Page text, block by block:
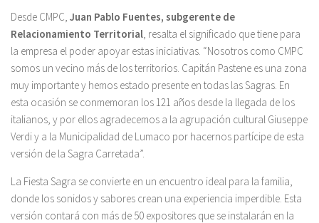
Desde CMPC, Juan Pablo Fuentes, subgerente de
Relacionamiento Territorial , resalta el significado que tiene para
la empresa el poder apoyar estas iniciativas. “Nosotros como CMPC
somos un vecino más de los territorios. Capitán Pastene es una zona
muy importante y hemos estado presente en todas las Sagras. En
esta ocasión se conmemoran los 121 años desde la llegada de los
italianos, y por ellos agradecemos a la agrupación cultural Giuseppe
Verdi y a la Municipalidad de Lumaco por hacernos partícipe de esta
versión de la Sagra Carretada”.
La Fiesta Sagra se convierte en un encuentro ideal para la familia,
donde los sonidos y sabores crean una experiencia imperdible. Esta
versión contará con más de 50 expositores que se instalarán en la